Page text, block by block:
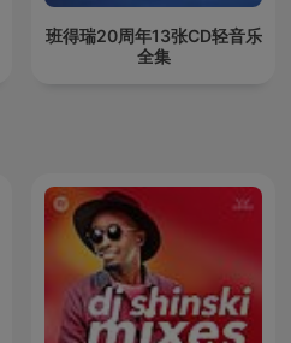
班得瑞20周年13张CD轻音乐
全集